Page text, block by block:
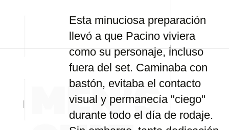
Esta minuciosa preparación
llevó a que Pacino viviera
como su personaje, incluso
fuera del set. Caminaba con
bastón, evitaba el contacto
visual y permanecía "ciego"
durante todo el día de rodaje.